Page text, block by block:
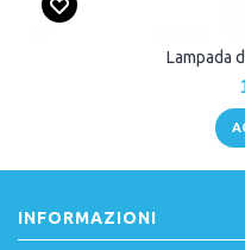
Lampada
INFORMAZIONI